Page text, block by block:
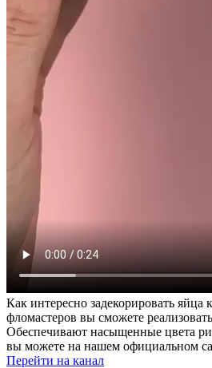
Как интересно задекорировать
фломастеров вы сможете
Обеспечивают насыщенные цвета
вы можете на нашем официальном
Перейти на канал